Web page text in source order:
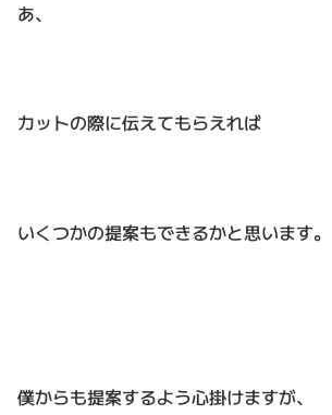
あ、
カットの際に伝えてもらえれば
いくつかの提案もできるかと思います。
僕からも提案するよう心掛けますが、